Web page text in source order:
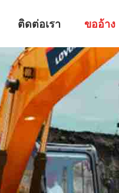
ติดต่อเรา ขออ้าง